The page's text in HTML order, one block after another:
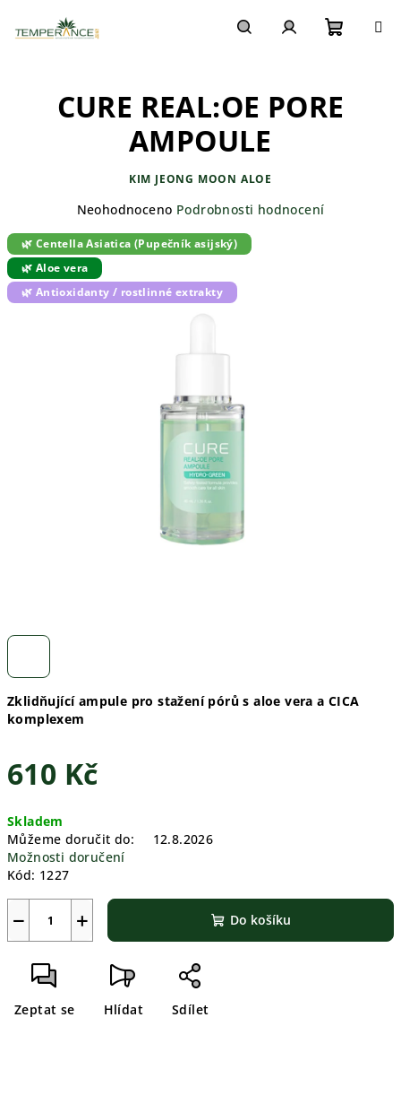
obsah
košík
Zklidňující ampule pro stažení pórů s aloe vera a CICA
komplexem
610 Kč
cena:
Skladem
Můžeme doručit do:
12.8.2026
Možnosti doručení
Kód: 1227
+
− Do košíku
Zeptat se Hlídat Sdílet
CURE REAL:OE PORE
AMPOULE
KIM JEONG MOON ALOE
Průměrné
produktu
je
0,0
z
Neohodnoceno Podrobnosti hodnocení
🌿 Centella Asiatica (Pupečník asijský)
🌿 Aloe vera
🌿 Antioxidanty / rostlinné extrakty